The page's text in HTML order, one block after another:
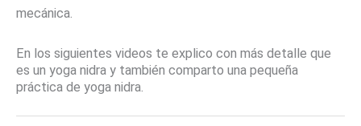
mecánica.
En los siguientes videos te explico con más detalle que
es un yoga nidra y también comparto una pequeña
práctica de yoga nidra.